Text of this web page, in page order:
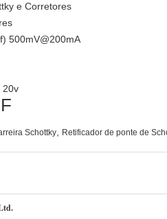
e Corretores
500mV@200mA
20v
Schottky Retificador de ponte de